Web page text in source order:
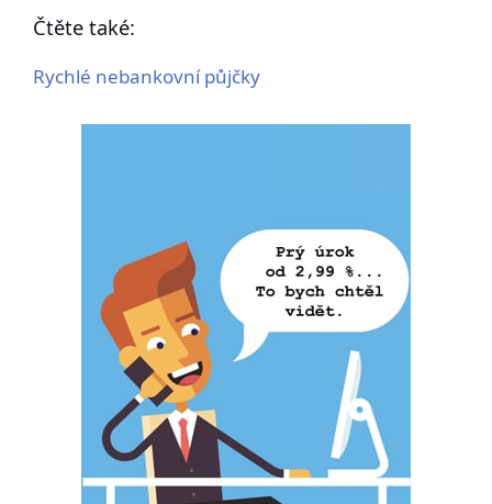
Čtěte také:
Rychlé nebankovní půjčky